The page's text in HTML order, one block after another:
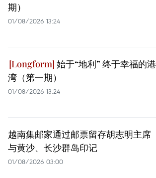
期）
01/08/2026 13:24
始于“地利” 终于幸福的港
湾（第一期）
01/08/2026 13:24
越南集邮家通过邮票留存胡志明主席
与黄沙、长沙群岛印记
01/08/2026 03:00